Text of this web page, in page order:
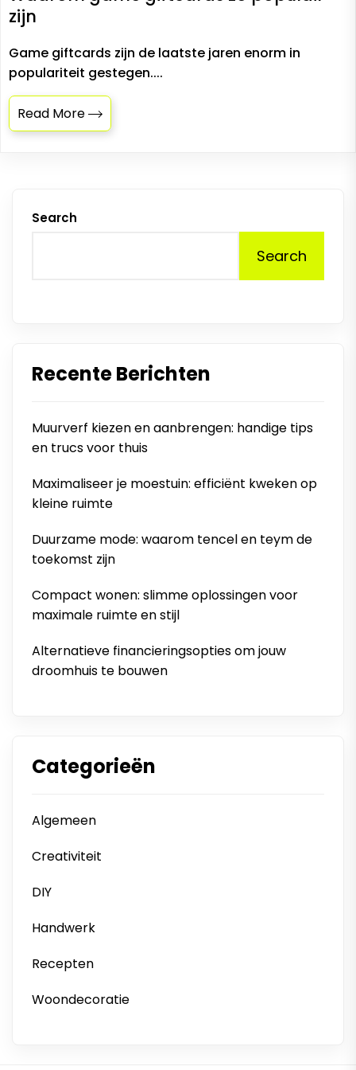
zijn
Game giftcards zijn de laatste jaren enorm in
populariteit gestegen....
Read More
Search
Search
Recente Berichten
Muurverf kiezen en aanbrengen: handige tips
en trucs voor thuis
Maximaliseer je moestuin: efficiënt kweken op
kleine ruimte
Duurzame mode: waarom tencel en teym de
toekomst zijn
Compact wonen: slimme oplossingen voor
maximale ruimte en stijl
Alternatieve financieringsopties om jouw
droomhuis te bouwen
Categorieën
Algemeen
Creativiteit
DIY
Handwerk
Recepten
Woondecoratie